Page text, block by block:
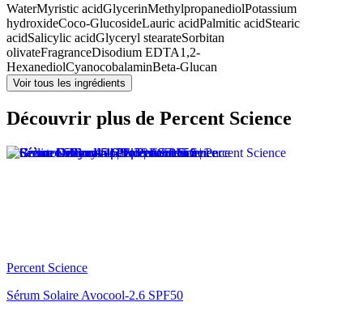
WaterMyristic acidGlycerinMethylpropanediolPotassium
hydroxideCoco-GlucosideLauric acidPalmitic acidStearic
acidSalicylic acidGlyceryl stearateSorbitan
olivateFragranceDisodium EDTA1,2-
HexanediolCyanocobalaminBeta-Glucan
Voir tous les ingrédients
Découvrir plus de Percent Science
Percent Science
Sérum Solaire Avocool-2.6 SPF50